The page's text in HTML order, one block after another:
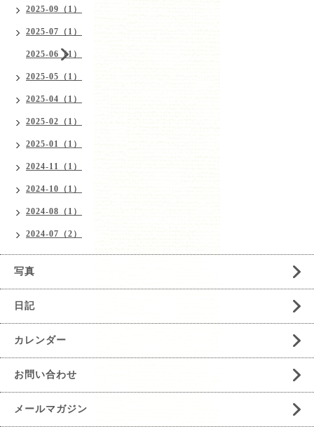
2025-09（1）
2025-07（1）
2025-06（1）
2025-05（1）
2025-04（1）
2025-02（1）
2025-01（1）
2024-11（1）
2024-10（1）
2024-08（1）
2024-07（2）
写真
日記
カレンダー
お問い合わせ
メールマガジン